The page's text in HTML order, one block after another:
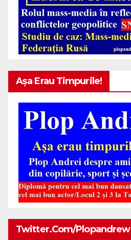
Așa Erau Timpurile!
Twitter.com/plopandrew